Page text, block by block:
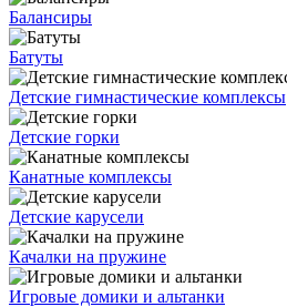
Балансиры
Батуты
Детские гимнастические комплексы
Детские горки
Канатные комплексы
Детские карусели
Качалки на пружине
Игровые домики и альтанки